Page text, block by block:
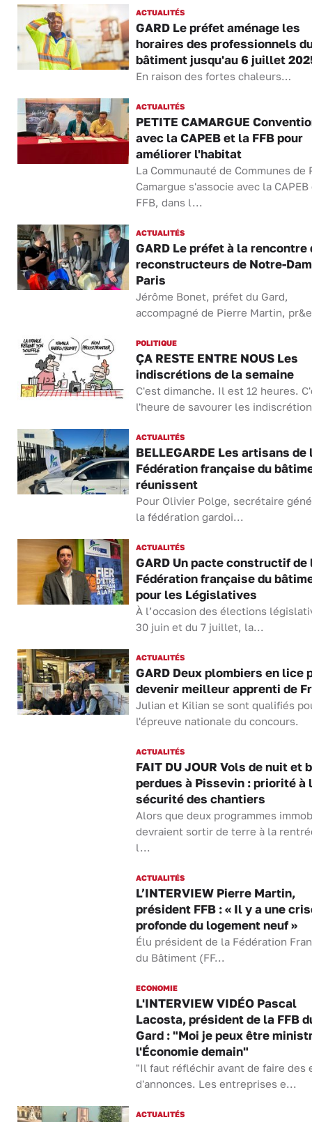
ACTUALITÉS
GARD Le préfet aménage les
horaires des professionnels
bâtiment jusqu'au 6 juillet
En raison des fortes chaleurs…
ACTUALITÉS
PETITE CAMARGUE
avec la CAPEB et la FFB pour
améliorer l'habitat
La Communauté de Communes de
Camargue s'associe avec la
FFB, dans l...
ACTUALITÉS
GARD Le préfet à la rencontre
reconstructeurs de Notre-
Paris
Jérôme Bonet, préfet du Gard,
accompagné de Pierre Martin,
POLITIQUE
ÇA RESTE ENTRE NOUS Les
indiscrétions de la semaine
C'est dimanche. Il est 12 heures.
l'heure de savourer les
ACTUALITÉS
BELLEGARDE Les artisans de
Fédération française du
réunissent
Pour Olivier Polge, secrétaire
la fédération gardoi...
ACTUALITÉS
GARD Un pacte constructif de
Fédération française du
pour les Législatives
À l’occasion des élections
30 juin et du 7 juillet, la...
ACTUALITÉS
GARD Deux plombiers en lice
devenir meilleur apprenti de
Julian et Kilian se sont qualifiés
l'épreuve nationale du concours.
ACTUALITÉS
FAIT DU JOUR Vols de nuit et
perdues à Pissevin : priorité à
sécurité des chantiers
Alors que deux programmes
devraient sortir de terre à la
l...
ACTUALITÉS
L’INTERVIEW Pierre Martin,
président FFB : « Il y a une
profonde du logement neuf »
Élu président de la Fédération
du Bâtiment (FF...
ECONOMIE
L'INTERVIEW VIDÉO Pascal
Lacosta, président de la FFB
Gard : "Moi je peux être
l'Économie demain"
"Il faut réfléchir avant de faire des
d'annonces. Les entreprises e...
ACTUALITÉS